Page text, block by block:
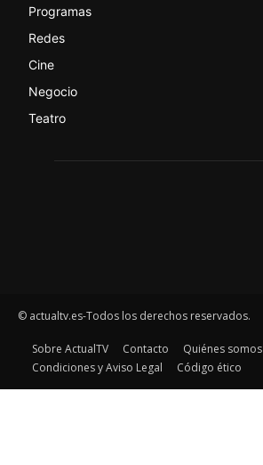
Programas
Redes
Cine
Negocio
Teatro
© actualtv.es-Todos los derechos reservados.
Sobre ActualTV Contacto
Quiénes somos
Condiciones y Aviso Legal
Código ético